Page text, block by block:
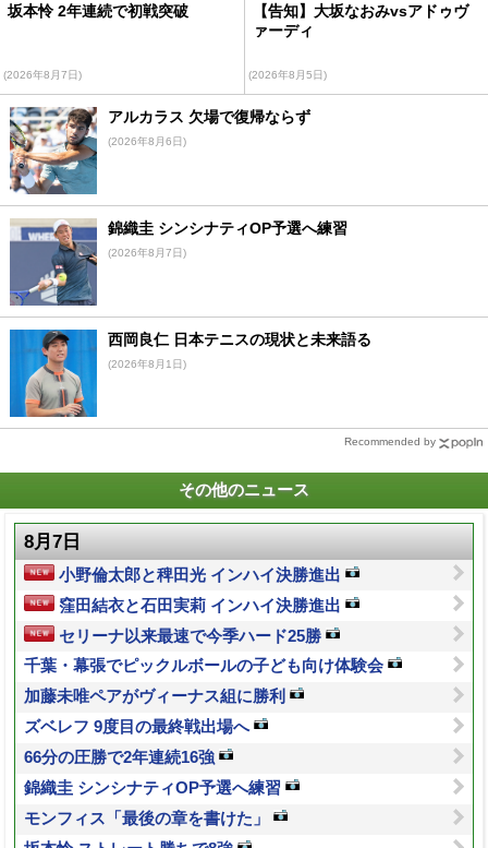
坂本怜 2年連続で初戦突破
(2026年8月7日)
【告知】大坂なおみvsアドゥヴ
ァーディ
(2026年8月5日)
アルカラス 欠場で復帰ならず
(2026年8月6日)
錦織圭 シンシナティOP予選へ練習
(2026年8月7日)
西岡良仁 日本テニスの現状と未来語る
(2026年8月1日)
Recommended by
その他のニュース
8月7日
小野倫太郎と稗田光 インハイ決勝進出
窪田結衣と石田実莉 インハイ決勝進出
セリーナ以来最速で今季ハード25勝
千葉・幕張でピックルボールの子ども向け体験会
加藤未唯ペアがヴィーナス組に勝利
ズベレフ 9度目の最終戦出場へ
66分の圧勝で2年連続16強
錦織圭 シンシナティOP予選へ練習
モンフィス「最後の章を書けた」